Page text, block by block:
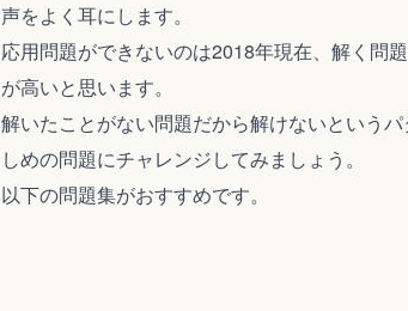
集
（社
声をよく耳にします。
応用問題ができないのは2018年現在、解く問
が高いと思います。
解いたことがない問題だから解けないという
しめの問題にチャレンジしてみましょう。
以下の問題集がおすすめです。